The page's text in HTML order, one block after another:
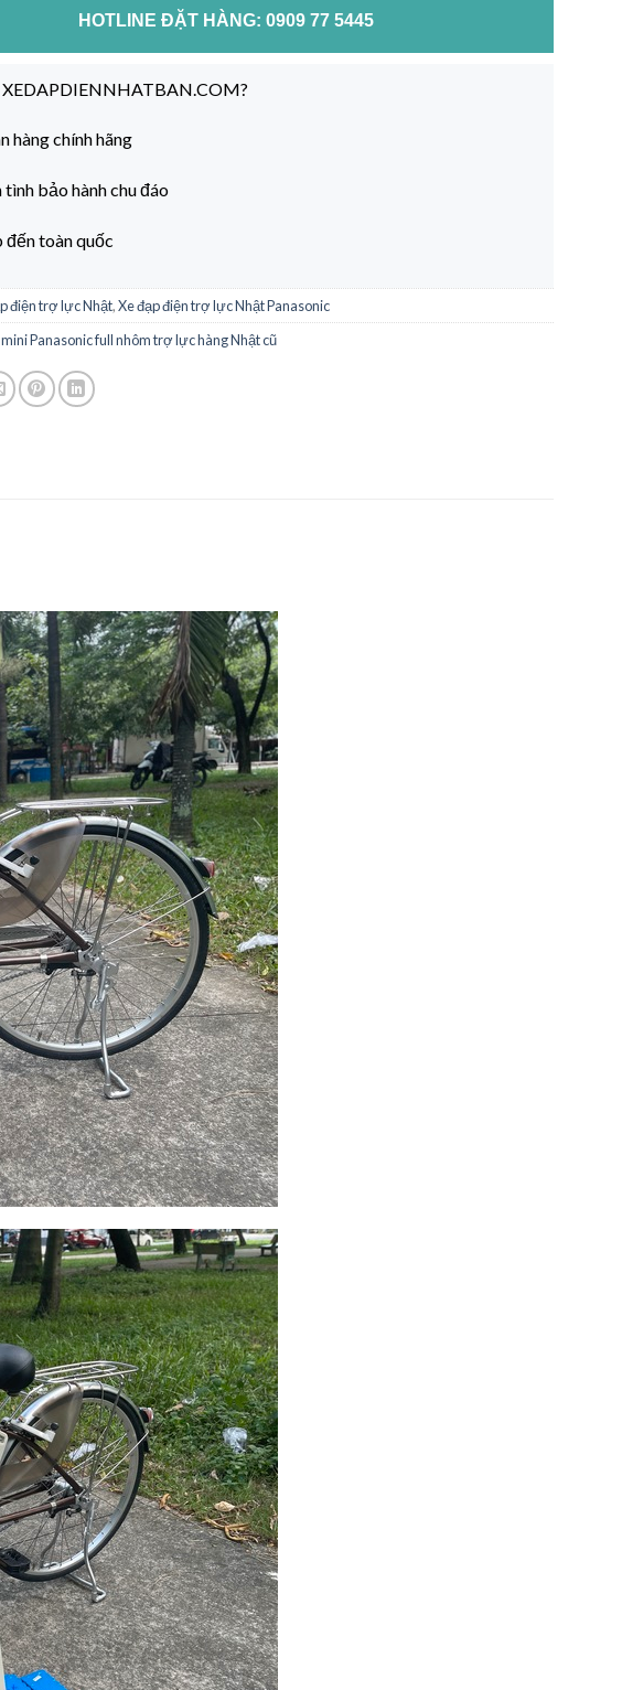
HOTLINE ĐẶT HÀNG: 0909 77 5445
XEDAPDIENNHATBAN.COM?
hàng chính hãng
tình bảo hành chu đáo
đến toàn quốc
điện trợ lực Nhật,Xe đạp điện trợ lực Nhật Panasonic
Panasonic full nhôm trợ lực hàng Nhật cũ